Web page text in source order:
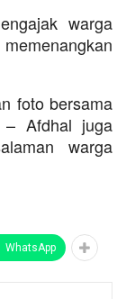
warga
foto bersama
– Afdhal juga
warga
WhatsApp